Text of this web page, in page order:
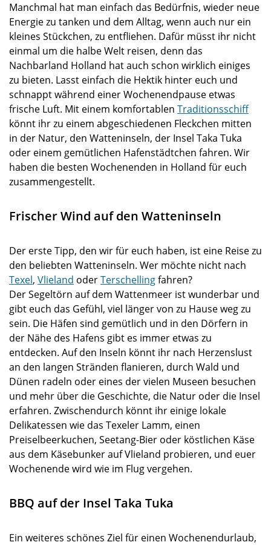
Manchmal hat man einfach das Bedürfnis, wieder neue
Energie zu tanken und dem Alltag, wenn auch nur ein
kleines Stückchen, zu entfliehen. Dafür müsst ihr nicht
einmal um die halbe Welt reisen, denn das
Nachbarland Holland hat auch schon wirklich einiges
zu bieten. Lasst einfach die Hektik hinter euch und
schnappt während einer Wochenendpause etwas
frische Luft. Mit einem komfortablen Traditionsschiff
könnt ihr zu einem abgeschiedenen Fleckchen mitten
in der Natur, den Watteninseln, der Insel Taka Tuka
oder einem gemütlichen Hafenstädtchen fahren. Wir
haben die besten Wochenenden in Holland für euch
zusammengestellt.
Frischer Wind auf den Watteninseln
Der erste Tipp, den wir für euch haben, ist eine Reise zu
den beliebten Watteninseln. Wer möchte nicht nach
Texel, Vlieland oderTerschellingfahren?
Der Segeltörn auf dem Wattenmeer ist wunderbar und
gibt euch das Gefühl, viel länger von zu Hause weg zu
sein. Die Häfen sind gemütlich und in den Dörfern in
der Nähe des Hafens gibt es immer etwas zu
entdecken. Auf den Inseln könnt ihr nach Herzenslust
an den langen Stränden flanieren, durch Wald und
Dünen radeln oder eines der vielen Museen besuchen
und mehr über die Geschichte, die Natur oder die Insel
erfahren. Zwischendurch könnt ihr einige lokale
Delikatessen wie das Texeler Lamm, einen
Preiselbeerkuchen, Seetang-Bier oder köstlichen Käse
aus dem Käsebunker auf Vlieland probieren, und euer
Wochenende wird wie im Flug vergehen.
BBQ auf der Insel Taka Tuka
Ein weiteres schönes Ziel für einen Wochenendurlaub,